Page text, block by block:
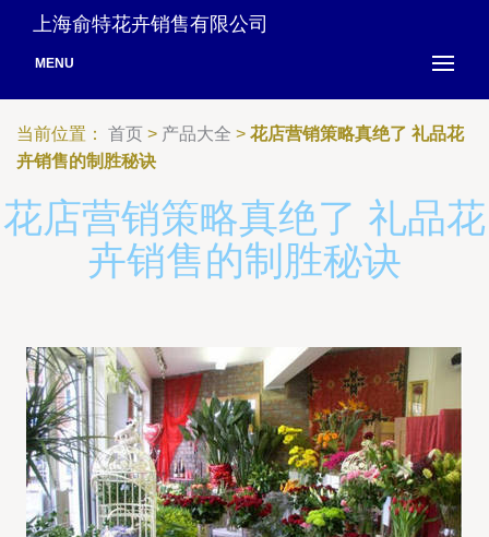
上海俞特花卉销售有限公司
MENU
当前位置： 首页 > 产品大全 > 花店营销策略真绝了 礼品花
卉销售的制胜秘诀
花店营销策略真绝了 礼品花
卉销售的制胜秘诀